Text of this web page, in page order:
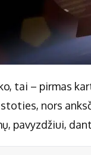
tai – pirmas
nors
pavyzdžiui,